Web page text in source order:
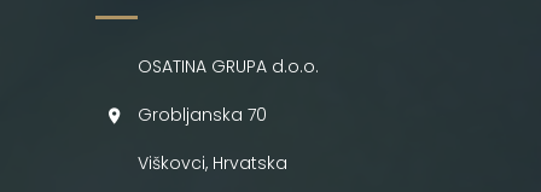
OSATINA GRUPA d.o.o.
Grobljanska 70
Viškovci, Hrvatska